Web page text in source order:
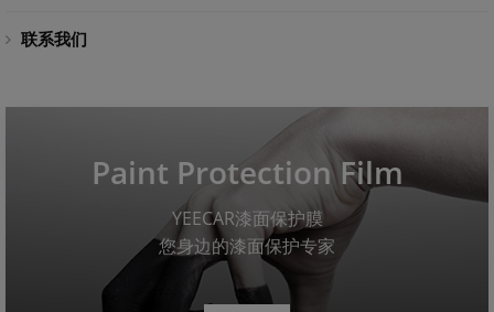
联系我们
Paint Protection Film
YEECAR漆面保护膜
您身边的漆面保护专家